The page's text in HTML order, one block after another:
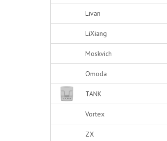
Livan
LiXiang
Moskvich
Omoda
TANK
Vortex
ZX